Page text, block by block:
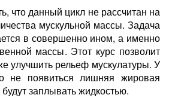
что данный цикл не рассчитан на
мускульной массы. Задача
в совершенно ином, а именно
массы. Этот курс позволит
улучшить рельеф мускулатуры. У
не появиться лишняя жировая
заплывать жидкостью.